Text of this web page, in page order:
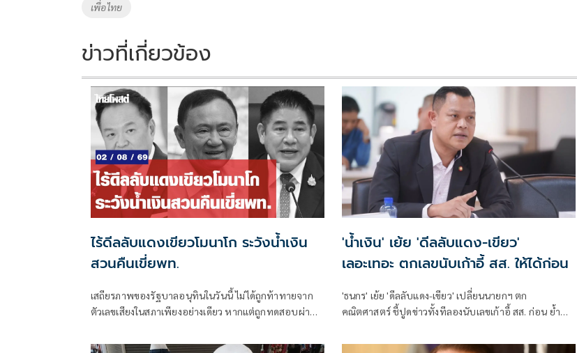
k
เพื่อไทย
ข่าวที่เกี่ยวข้อง
ไร้ดีลลับแดงเขียวโมนาโก ระวังน้ำเงิน
สวนคืนเขี่ยพท.
เสถียรภาพของรัฐบาลอนุทินในวันนี้ ไม่ได้ถูกท้าทายจาก
ตัวเลขเสียงในสภาเพียงอย่างเดียว หากแต่ถูกทดสอบผ่าน
แตกแยกภายในเครือข่ายอำนาจของพรรคภูมิใจไทย
'น้ำเงิน' เย้ย 'ดีลลับแดง-เขียว'
เลอะเทอะ ตกเลขนับเก้าอี้ สส. ให้ได้ก่อน
'ธนกร' เย้ย 'ดีลลับแดง-เขียว' เปลี่ยนนายกฯ ตก
คณิตศาสตร์ ชี้ปูดข่าวทั้งทีลองนับเลขเก้าอี้ สส. ก่อน ย้ำ